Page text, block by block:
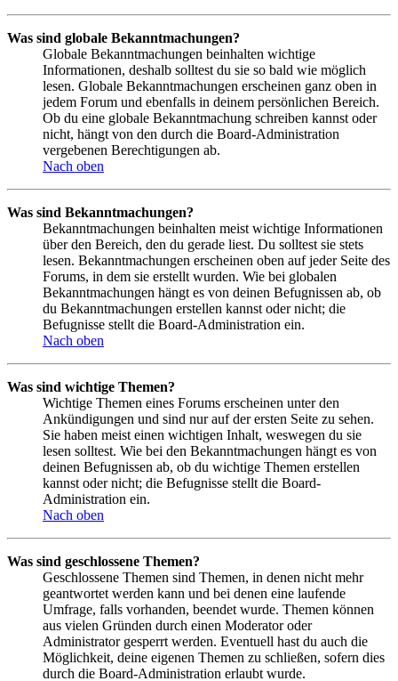
Was sind globale Bekanntmachungen?
Globale Bekanntmachungen beinhalten wichtige
Informationen, deshalb solltest du sie so bald wie möglich
lesen. Globale Bekanntmachungen erscheinen ganz oben in
jedem Forum und ebenfalls in deinem persönlichen Bereich.
Ob du eine globale Bekanntmachung schreiben kannst oder
nicht, hängt von den durch die Board-Administration
vergebenen Berechtigungen ab.
Nach oben
Was sind Bekanntmachungen?
Bekanntmachungen beinhalten meist wichtige Informationen
über den Bereich, den du gerade liest. Du solltest sie stets
lesen. Bekanntmachungen erscheinen oben auf jeder Seite des
Forums, in dem sie erstellt wurden. Wie bei globalen
Bekanntmachungen hängt es von deinen Befugnissen ab, ob
du Bekanntmachungen erstellen kannst oder nicht; die
Befugnisse stellt die Board-Administration ein.
Nach oben
Was sind wichtige Themen?
Wichtige Themen eines Forums erscheinen unter den
Ankündigungen und sind nur auf der ersten Seite zu sehen.
Sie haben meist einen wichtigen Inhalt, weswegen du sie
lesen solltest. Wie bei den Bekanntmachungen hängt es von
deinen Befugnissen ab, ob du wichtige Themen erstellen
kannst oder nicht; die Befugnisse stellt die Board-
Administration ein.
Nach oben
Was sind geschlossene Themen?
Geschlossene Themen sind Themen, in denen nicht mehr
geantwortet werden kann und bei denen eine laufende
Umfrage, falls vorhanden, beendet wurde. Themen können
aus vielen Gründen durch einen Moderator oder
Administrator gesperrt werden. Eventuell hast du auch die
Möglichkeit, deine eigenen Themen zu schließen, sofern dies
durch die Board-Administration erlaubt wurde.